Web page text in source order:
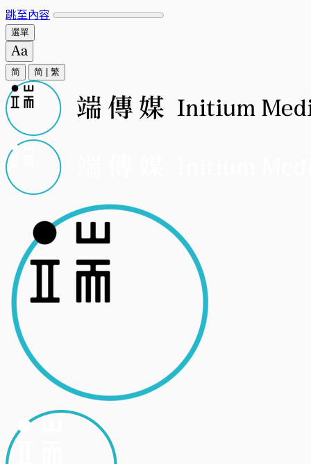
跳至內容
選單
简 简 繁